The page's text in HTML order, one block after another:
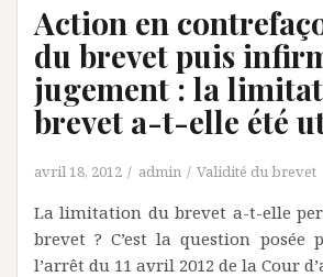
Action en
du brevet puis
jugement : la
brevet a-t-elle été
avril 18, 2012 admin Validité du brevet
La limitation du brevet a-t-elle
brevet ? C’est la question posée
l’arrêt du 11 avril 2012 de la Cour